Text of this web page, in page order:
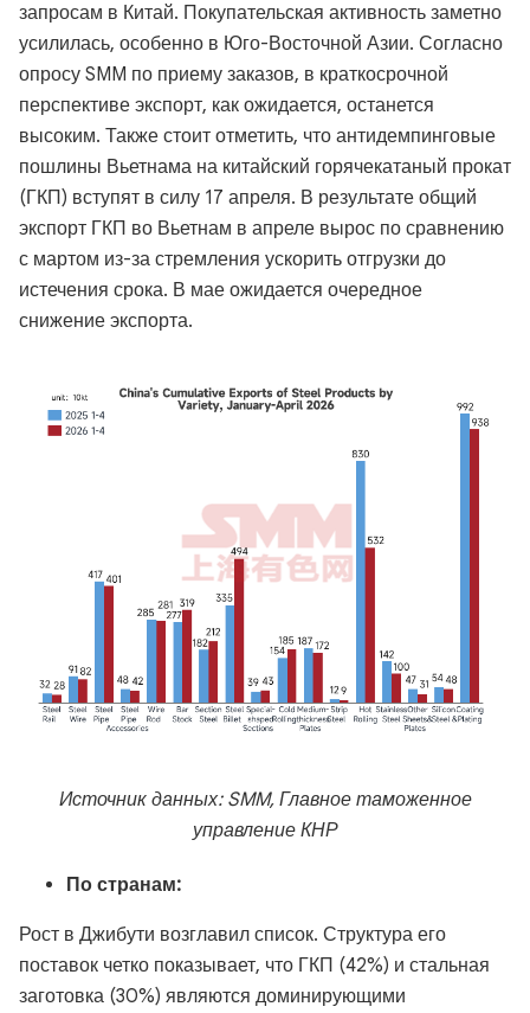
запросам в Китай. Покупательская активность заметно
усилилась, особенно в Юго-Восточной Азии. Согласно
опросу SMM по приему заказов, в краткосрочной
перспективе экспорт, как ожидается, останется
высоким. Также стоит отметить, что антидемпинговые
пошлины Вьетнама на китайский горячекатаный прокат
(ГКП) вступят в силу 17 апреля. В результате общий
экспорт ГКП во Вьетнам в апреле вырос по сравнению
с мартом из-за стремления ускорить отгрузки до
истечения срока. В мае ожидается очередное
снижение экспорта.
Источник данных: SMM, Главное таможенное
управление КНР
По странам:
Рост в Джибути возглавил список. Структура его
поставок четко показывает, что ГКП (42%) и стальная
заготовка (30%) являются доминирующими